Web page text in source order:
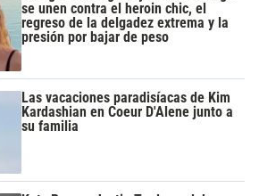
se unen contra el heroin chic, el
regreso de la delgadez extrema y la
presión por bajar de peso
Las vacaciones paradisíacas de Kim
Kardashian en Coeur D'Alene junto a
su familia